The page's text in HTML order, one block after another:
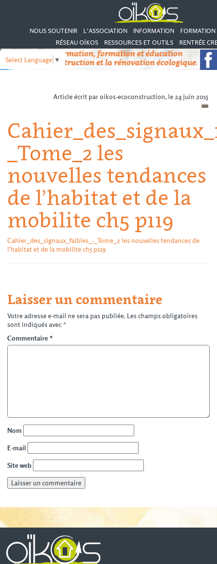
NOUS SOUTENIR L’ASSOCIATION INFORMATION
FORMATION
RÉSEAU OÏKOS
RESSOURCES ET OUTILS RENTRÉE
Select Language ▼
Article écrit par oikos-ecoconstruction, le 24 juin 2015
_Tome_2 les
nouvelles tendances
de l’habitat et de la
mobilite ch5 p119
Cahier_des_signaux_faibles_-_Tome_2 les nouvelles tendances de
l'habitat et de la mobilite ch5 p119
Laisser un commentaire
Votre adresse e-mail ne sera pas publiée. Les champs obligatoires
sont indiqués avec *
Commentaire *
Nom
E-mail
Site web